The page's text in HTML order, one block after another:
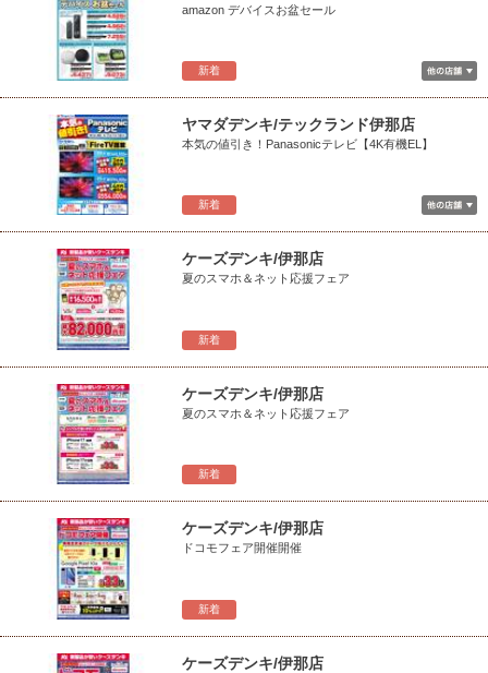
新着
amazon デバイスお盆セール
新着
ヤマダデンキ/テックランド伊那店
本気の値引き！Panasonicテレビ【4K有機EL】
新着
ケーズデンキ/伊那店
夏のスマホ＆ネット応援フェア
新着
ケーズデンキ/伊那店
夏のスマホ＆ネット応援フェア
新着
ケーズデンキ/伊那店
ドコモフェア開催開催
ケーズデンキ/伊那店